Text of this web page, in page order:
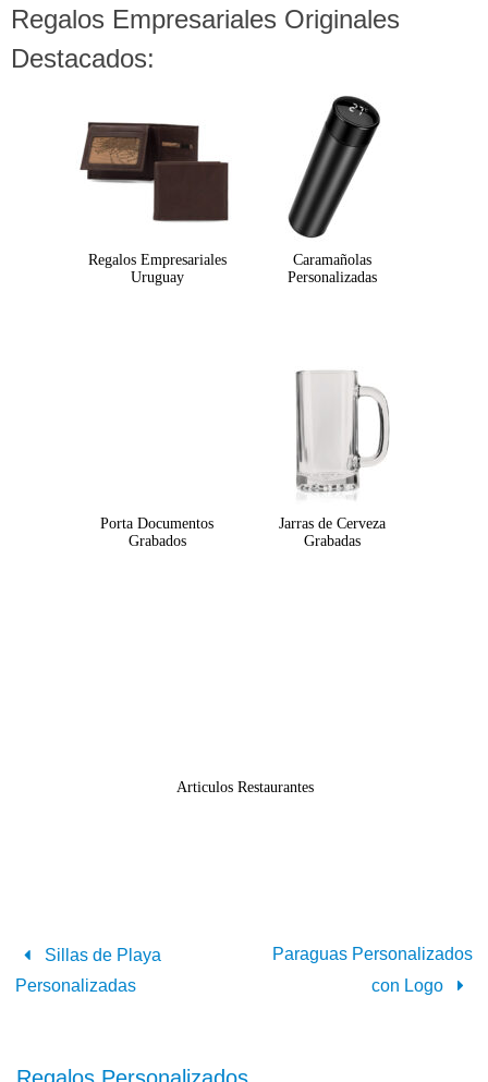
Regalos Empresariales Originales
Destacados:
Regalos Empresariales
Uruguay
Caramañolas
Personalizadas
Porta Documentos
Grabados
Jarras de Cerveza
Grabadas
Articulos Restaurantes
Sillas de Playa
Personalizadas
Paraguas Personalizados
con Logo